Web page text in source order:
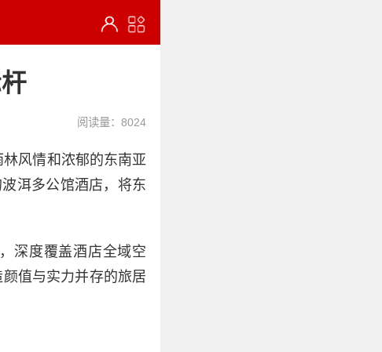
阅读量：8024
风情和浓郁的东南亚
洱多公馆酒店，将东
深度覆盖酒店全域空
值与实力并存的旅居